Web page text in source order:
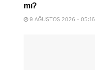
mı?
9 AĞUSTOS 2026 - 05:16